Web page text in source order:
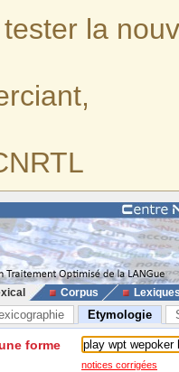
la
Corpus
Etymologie
forme
notices corrigées